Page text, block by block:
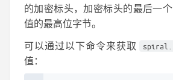
的加密标头，加密标头的最后一
值的最高位字节。
可以通过以下命令来获取
值：